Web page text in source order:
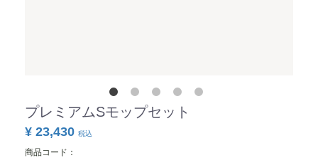
プレミアムSモップセット
¥ 23,430 税込
商品コード：